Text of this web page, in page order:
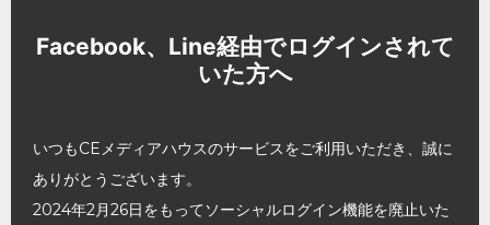
Facebook、Line経由でログインされて
いた方へ
いつもCEメディアハウスのサービスをご利用いただき、誠に
ありがとうございます。
2024年2月26日をもってソーシャルログイン機能を廃止いた